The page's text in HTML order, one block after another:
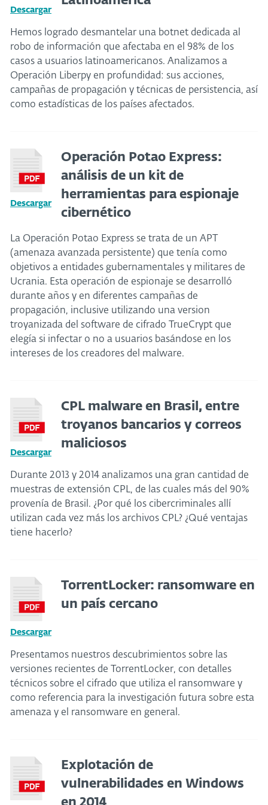
Descargar
Hemos logrado desmantelar una botnet dedicada al
robo de información que afectaba en el 98% de los
casos a usuarios latinoamericanos. Analizamos a
Operación Liberpy en profundidad: sus acciones,
campañas de propagación y técnicas de persistencia, así
como estadísticas de los países afectados.
Descargar
Operación Potao Express:
análisis de un kit de
herramientas para espionaje
cibernético
La Operación Potao Express se trata de un APT
(amenaza avanzada persistente) que tenía como
objetivos a entidades gubernamentales y militares de
Ucrania. Esta operación de espionaje se desarrolló
durante años y en diferentes campañas de
propagación, inclusive utilizando una version
troyanizada del software de cifrado TrueCrypt que
elegía si infectar o no a usuarios basándose en los
intereses de los creadores del malware.
Descargar
CPL malware en Brasil, entre
troyanos bancarios y correos
maliciosos
Durante 2013 y 2014 analizamos una gran cantidad de
muestras de extensión CPL, de las cuales más del 90%
provenía de Brasil. ¿Por qué los cibercriminales allí
utilizan cada vez más los archivos CPL? ¿Qué ventajas
tiene hacerlo?
Descargar
TorrentLocker: ransomware en
un país cercano
Presentamos nuestros descubrimientos sobre las
versiones recientes de TorrentLocker, con detalles
técnicos sobre el cifrado que utiliza el ransomware y
como referencia para la investigación futura sobre esta
amenaza y el ransomware en general.
Explotación de
vulnerabilidades en Windows